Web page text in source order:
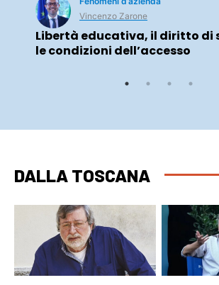
Vincenzo Zarone
Libertà educativa, il diritto di
le condizioni dell’accesso
DALLA TOSCANA